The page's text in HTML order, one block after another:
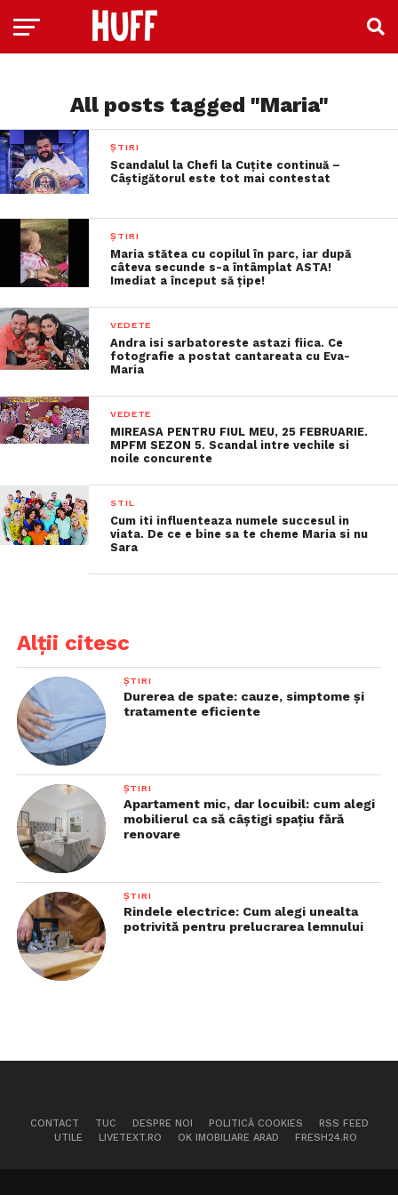
All posts tagged "Maria"
ȘTIRI
Scandalul la Chefi la Cuțite continuă –
Câștigătorul este tot mai contestat
ȘTIRI
Maria stătea cu copilul în parc, iar după
câteva secunde s-a întâmplat ASTA!
Imediat a început să țipe!
VEDETE
Andra isi sarbatoreste astazi fiica. Ce
fotografie a postat cantareata cu Eva-
Maria
VEDETE
MIREASA PENTRU FIUL MEU, 25 FEBRUARIE.
MPFM SEZON 5. Scandal intre vechile si
noile concurente
STIL
Cum iti influenteaza numele succesul in
viata. De ce e bine sa te cheme Maria si nu
Sara
Alții citesc
ȘTIRI
Durerea de spate: cauze, simptome și
tratamente eficiente
ȘTIRI
Apartament mic, dar locuibil: cum alegi
mobilierul ca să câștigi spațiu fără
renovare
ȘTIRI
Rindele electrice: Cum alegi unealta
potrivită pentru prelucrarea lemnului
CONTACT TUC DESPRE NOI POLITICĂ COOKIES
RSS FEED
UTILE
LIVETEXT.RO OK IMOBILIARE ARAD FRESH24.RO